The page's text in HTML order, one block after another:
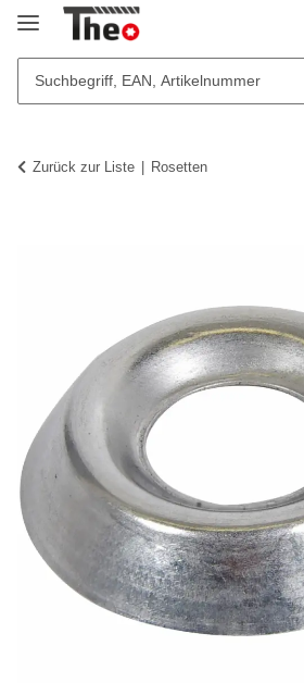
Zurück zur Liste Rosetten